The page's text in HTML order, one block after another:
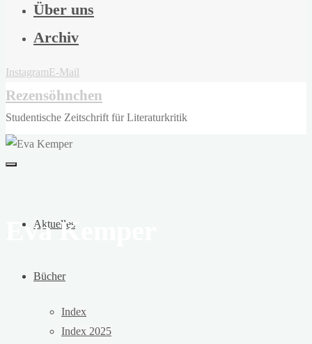
Über uns
Archiv
InstagramE-Mail
Rezensöhnchen
Studentische Zeitschrift für Literaturkritik
Aktuelles
Bücher
Index
Index 2025
Eva Kemper